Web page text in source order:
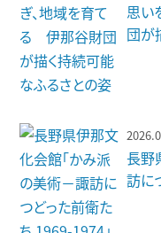
思い
団が
長野
訪に